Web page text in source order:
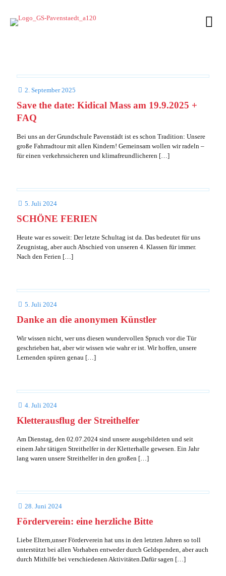
2. September 2025
Save the date: Kidical Mass am 19.9.2025 +
FAQ
Bei uns an der Grundschule Pavenstädt ist es schon Tradition: Unsere
große Fahrradtour mit allen Kindern! Gemeinsam wollen wir radeln –
für einen verkehrssicheren und klimafreundlicheren […]
5. Juli 2024
SCHÖNE FERIEN
Heute war es soweit: Der letzte Schultag ist da. Das bedeutet für uns
Zeugnistag, aber auch Abschied von unseren 4. Klassen für immer.
Nach den Ferien […]
5. Juli 2024
Danke an die anonymen Künstler
Wir wissen nicht, wer uns diesen wundervollen Spruch vor die Tür
geschrieben hat, aber wir wissen wie wahr er ist. Wir hoffen, unsere
Lernenden spüren genau […]
4. Juli 2024
Kletterausflug der Streithelfer
Am Dienstag, den 02.07.2024 sind unsere ausgebildeten und seit
einem Jahr tätigen Streithelfer in der Kletterhalle gewesen. Ein Jahr
lang waren unsere Streithelfer in den großen […]
28. Juni 2024
Förderverein: eine herzliche Bitte
Liebe Eltern,unser Förderverein hat uns in den letzten Jahren so toll
unterstützt bei allen Vorhaben entweder durch Geldspenden, aber auch
durch Mithilfe bei verschiedenen Aktivitäten.Dafür sagen […]